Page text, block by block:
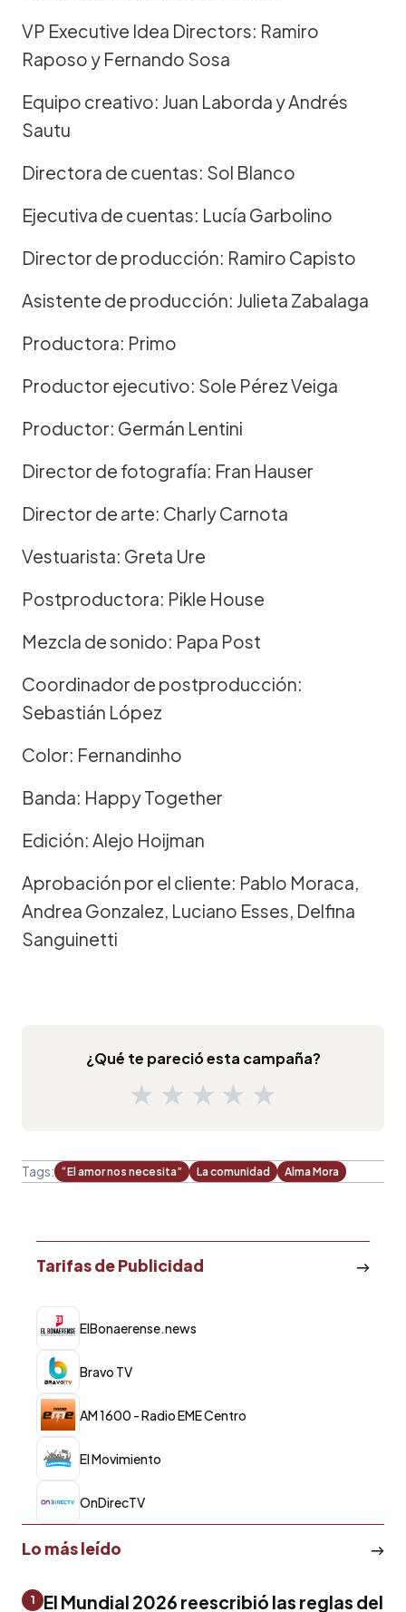
VP Executive Idea Directors: Ramiro
Raposo y Fernando Sosa
Equipo creativo: Juan Laborda y Andrés
Sautu
Directora de cuentas: Sol Blanco
Ejecutiva de cuentas: Lucía Garbolino
Director de producción: Ramiro Capisto
Asistente de producción: Julieta Zabalaga
Productora: Primo
Productor ejecutivo: Sole Pérez Veiga
Productor: Germán Lentini
Director de fotografía: Fran Hauser
Director de arte: Charly Carnota
Vestuarista: Greta Ure
Postproductora: Pikle House
Mezcla de sonido: Papa Post
Coordinador de postproducción:
Sebastián López
Color: Fernandinho
Banda: Happy Together
Edición: Alejo Hoijman
Aprobación por el cliente: Pablo Moraca,
Andrea Gonzalez, Luciano Esses, Delfina
Sanguinetti
¿Qué te pareció esta campaña?
★ ★ ★ ★ ★
Tags: “El amor nos necesita” La comunidad Alma Mora
Tarifas de Publicidad
ElBonaerense.news
Bravo TV
AM 1600 - Radio EME Centro
El Movimiento
OnDirecTV
Lo más leído
1 El Mundial 2026 reescribió las reglas del